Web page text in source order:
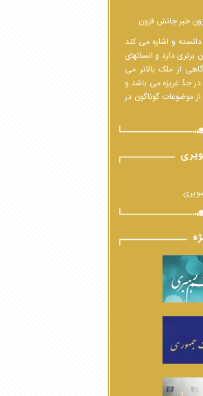
خبر جانش فزون
و اشاره می کند
برتری دارد و انسانهای
از ملک بالاتر می
حدّ غریزه می باشد و
موضوعات گوناگون در